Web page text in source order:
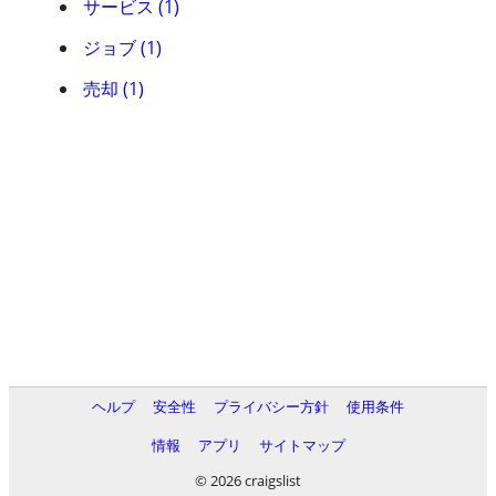
サービス (1)
ジョブ (1)
売却 (1)
ヘルプ 安全性 プライバシー方針
使用条件
情報
アプリ
サイトマップ
© 2026 craigslist